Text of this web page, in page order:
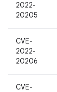
2022-
20205
CVE-
2022-
20206
CVE-